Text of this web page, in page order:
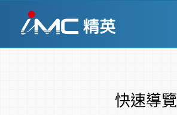
快速導覽